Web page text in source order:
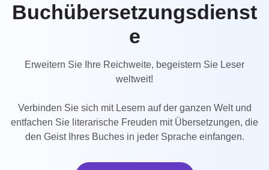
IT
ES
NO
SV
Buchübersetzungsdienst
e
Erweitern Sie Ihre Reichweite, begeistern Sie Leser
weltweit!
Verbinden Sie sich mit Lesern auf der ganzen Welt und
entfachen Sie literarische Freuden mit Übersetzungen, die
den Geist Ihres Buches in jeder Sprache einfangen.